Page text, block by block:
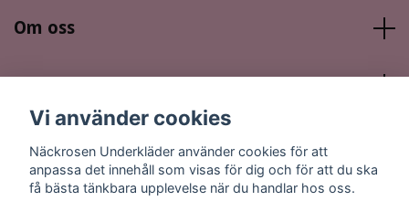
Om oss
Sociala medier
Vi använder cookies
Näckrosen Underkläder använder cookies för att
anpassa det innehåll som visas för dig och för att du ska
få bästa tänkbara upplevelse när du handlar hos oss.